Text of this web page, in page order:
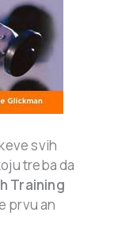
svih
treba da
Training
prvu an